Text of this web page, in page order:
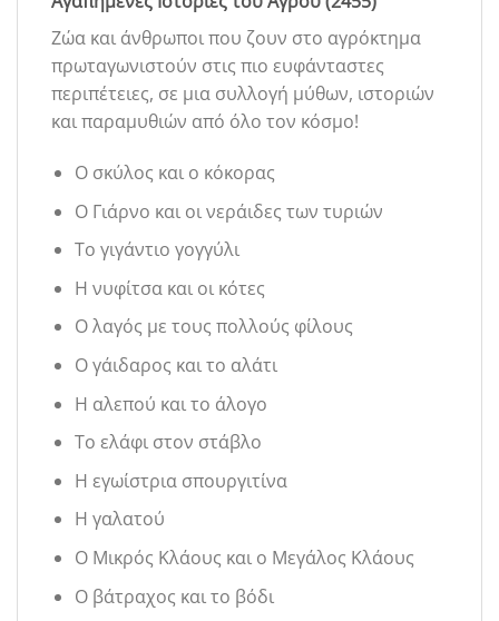
Ζώα και άνθρωποι που ζουν στο αγρόκτημα
πρωταγωνιστούν στις πιο ευφάνταστες
περιπέτειες, σε μια συλλογή μύθων, ιστοριών
και παραμυθιών από όλο τον κόσμο!
Ο σκύλος και ο κόκορας
Ο Γιάρνο και οι νεράιδες των τυριών
Το γιγάντιο γογγύλι
Η νυφίτσα και οι κότες
Ο λαγός με τους πολλούς φίλους
Ο γάιδαρος και το αλάτι
Η αλεπού και το άλογο
Το ελάφι στον στάβλο
Η εγωίστρια σπουργιτίνα
Η γαλατού
Ο Μικρός Κλάους και ο Μεγάλος Κλάους
Ο βάτραχος και το βόδι